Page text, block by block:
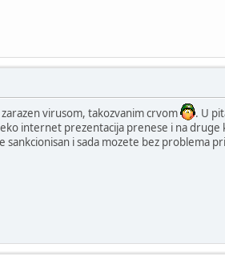
virusom, takozvanim crvom
. U
internet prezentacija prenese i na druge
sankcionisan i sada mozete bez problema